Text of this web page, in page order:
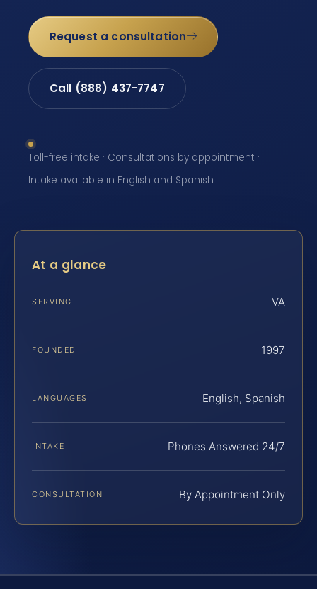
Request a consultation
Call (888) 437-7747
Toll-free intake · Consultations by appointment ·
Intake available in English and Spanish
At a glance
SERVING VA
FOUNDED 1997
LANGUAGES English, Spanish
INTAKE Phones Answered 24/7
CONSULTATION By Appointment Only